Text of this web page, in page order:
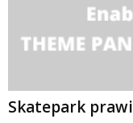
Skatepark